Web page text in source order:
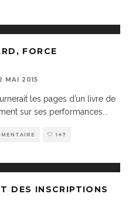
FORCE
MAI 2015
les pages d’un livre de
sur ses performances
147
DES INSCRIPTIONS